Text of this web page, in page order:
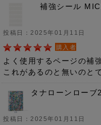
補強シール
投稿日：2025年01月11日
購入者
よく使用するページの補
これがあるのと無いのと
タナローンロー
投稿日：2025年01月11日